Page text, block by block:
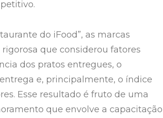
do iFood”, as marcas
que considerou fatores
dos pratos entregues, o
e, principalmente, o índice
Esse resultado é fruto de uma
que envolve a capacitação